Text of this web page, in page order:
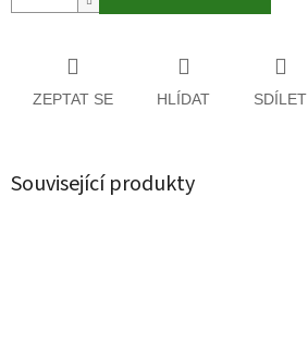
ZEPTAT SE HLÍDAT SDÍLET
Související produkty